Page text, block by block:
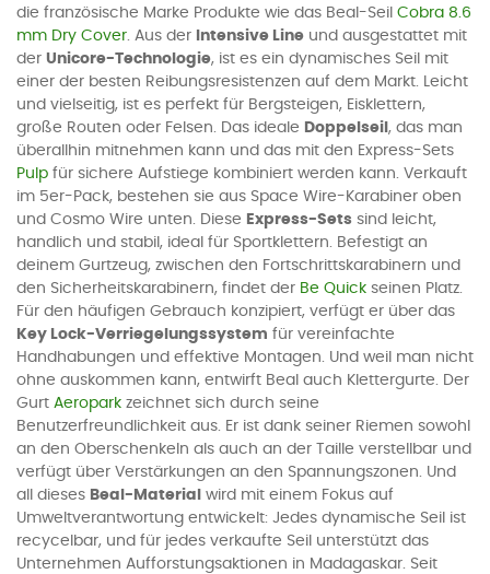
die französische Marke Produkte wie das Beal-Seil Cobra 8.6
mm Dry Cover. Aus der Intensive Line und ausgestattet mit
der Unicore-Technologie, ist es ein dynamisches Seil mit
einer der besten Reibungsresistenzen auf dem Markt. Leicht
und vielseitig, ist es perfekt für Bergsteigen, Eisklettern,
große Routen oder Felsen. Das ideale Doppelseil , das man
überallhin mitnehmen kann und das mit den Express-Sets
Pulp für sichere Aufstiege kombiniert werden kann. Verkauft
im 5er-Pack, bestehen sie aus Space Wire-Karabiner oben
und Cosmo Wire unten. Diese Express-Sets sind leicht,
handlich und stabil, ideal für Sportklettern. Befestigt an
deinem Gurtzeug, zwischen den Fortschrittskarabinern und
den Sicherheitskarabinern, findet der Be Quick seinen Platz.
Für den häufigen Gebrauch konzipiert, verfügt er über das
Key Lock-Verriegelungssystem für vereinfachte
Handhabungen und effektive Montagen. Und weil man nicht
ohne auskommen kann, entwirft Beal auch Klettergurte. Der
Gurt Aeropark zeichnet sich durch seine
Benutzerfreundlichkeit aus. Er ist dank seiner Riemen sowohl
an den Oberschenkeln als auch an der Taille verstellbar und
verfügt über Verstärkungen an den Spannungszonen. Und
all dieses Beal-Material
wird mit einem Fokus auf
Umweltverantwortung entwickelt: Jedes dynamische Seil ist
recycelbar, und für jedes verkaufte Seil unterstützt das
Unternehmen Aufforstungsaktionen in Madagaskar. Seit